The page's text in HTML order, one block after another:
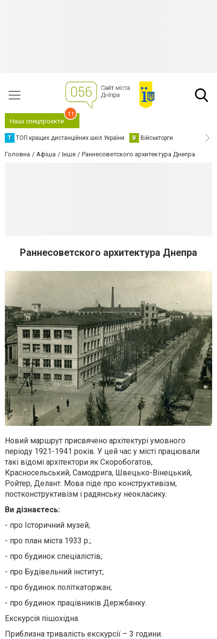
Наші спецпроєкти
11
Т ТОП кращих дистанційних шкіл України В Військторги
Головна Афіша Інше Раннесоветского архитектура Днепра
Раннесоветского архитектура Днепра
Новий маршрут присвячено архітектурі умовного
періоду 1921-1941 років. У цей час у місті працювали
такі відомі архітектори як Скоробогатов,
Красносельський, Самодрига, Швецько-Вінецький,
Ройтер, Делант. Мова піде про конструктивізм,
постконструктивізм і радянську неокласику.
Ви дізнаєтесь:
- про Історичний музей;
- про план міста 1933 р.;
- про будинок спеціалістів;
- про Будівельний інститут;
- про будинок політкаторжан;
- про будинок працівників Держбанку.
Екскурсія пішохідна.
Приблизна тривалість екскурсії – 3 години.